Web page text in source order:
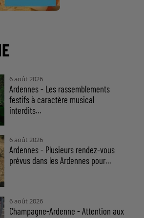
6 août 2026
Ardennes - Les rassemblements
festifs à caractère musical
interdits...
6 août 2026
Ardennes - Plusieurs rendez-vous
prévus dans les Ardennes pour...
6 août 2026
Champagne-Ardenne - Attention aux